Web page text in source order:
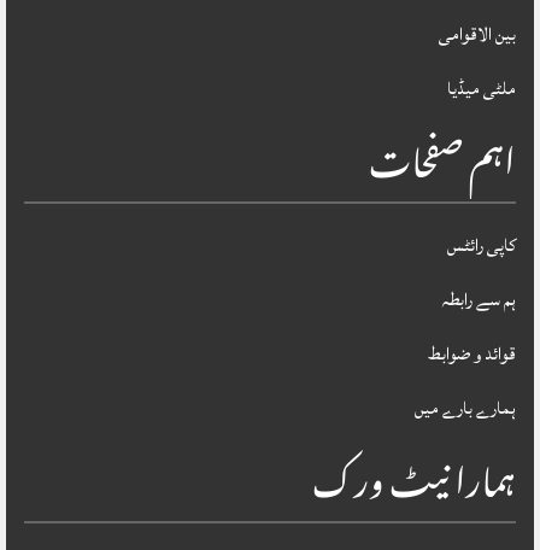
بین الاقوامی
ملٹی میڈیا
اہم صفحات
کاپی رائٹس
ہم سے رابطہ
قوائد و ضوابط
ہمارے بارے میں
ہمارا نیٹ ورک